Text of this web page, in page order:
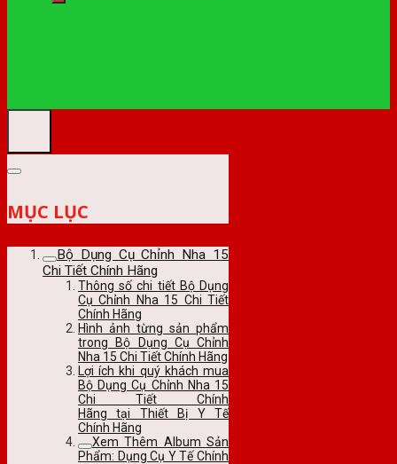
MỤC LỤC
Bộ Dụng Cụ Chỉnh Nha 15
Chi Tiết Chính Hãng
Thông số chi tiết Bộ Dụng
Cụ Chỉnh Nha 15 Chi Tiết
Chính Hãng
Hình ảnh từng sản phẩm
trong Bộ Dụng Cụ Chỉnh
Nha 15 Chi Tiết Chính Hãng
Lợi ích khi quý khách mua
Bộ Dụng Cụ Chỉnh Nha 15
Chi Tiết Chính
Hãng tại Thiết Bị Y Tế
Chính Hãng
Xem Thêm Album Sản
Phẩm: Dụng Cụ Y Tế Chính